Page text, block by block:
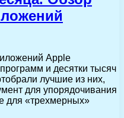
Apple
и десятки тысяч
лучшие из них,
для упорядочивания
для «трехмерных»